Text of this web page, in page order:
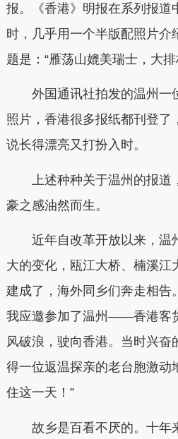
报。《香港》明报在系列报道
时，几乎用一个半版配照片介
题是：“雁荡山媲美瑞士，大
外国通讯社拍发的温州一
照片，香港很多报纸都刊登了
说长得漂亮又打扮入时。
上述种种关于温州的报
豪之感油然而生。
近年自改革开放以来，温
大的变化，瓯江大桥、楠溪江
建成了，海外同乡们奔走相告
我应邀参加了温州——香港客
风破浪，驶向香港。当时兴奋
得一位返温探亲的老台胞激动
住这一天！”
故乡是百看不厌的。十年